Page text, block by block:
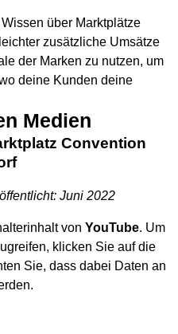
über Marktplätze
zusätzliche Umsätze
der Marken zu nutzen, um
deine Kunden deine
Medien
Convention
Juni 2022
von YouTube. Um
klicken Sie auf die
Sie, dass dabei Daten an